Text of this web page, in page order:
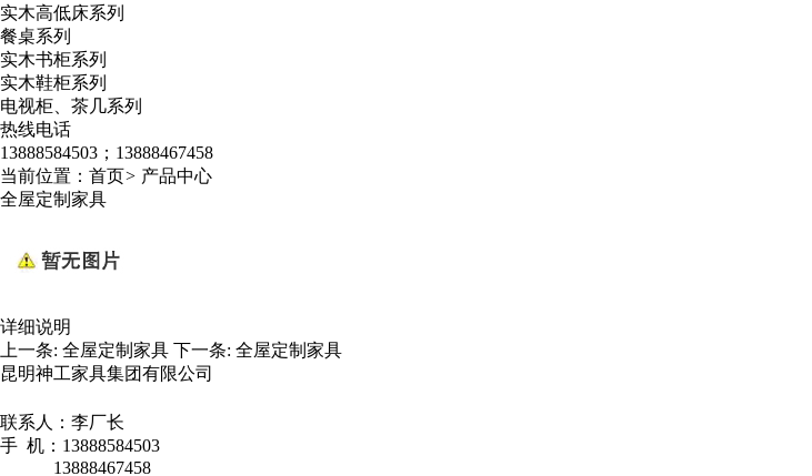
实木高低床系列
餐桌系列
实木书柜系列
实木鞋柜系列
电视柜、茶几系列
热线电话
13888584503；13888467458
当前位置： 首页> 产品中心
全屋定制家具
详细说明
上一条: 全屋定制家具 下一条: 全屋定制家具
昆明神工家具集团有限公司
联系人：李厂长
手 机：13888584503
13888467458